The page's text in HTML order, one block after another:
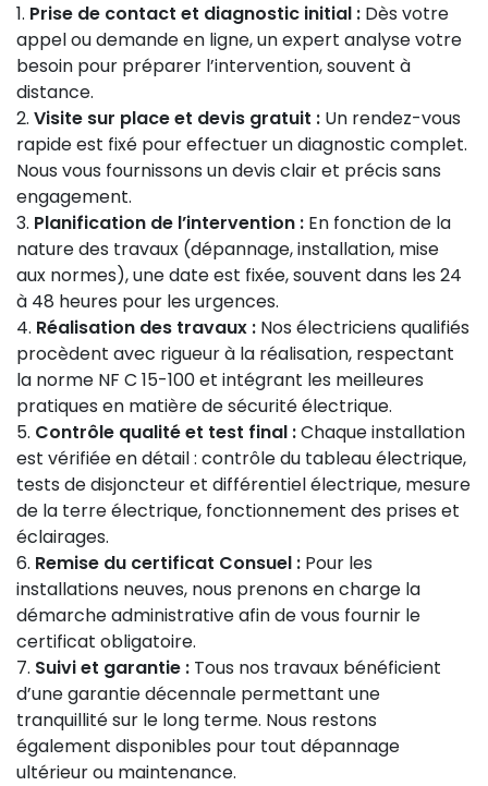
Prise de contact et diagnostic initial : Dès votre
appel ou demande en ligne, un expert analyse votre
besoin pour préparer l’intervention, souvent à
distance.
Visite sur place et devis gratuit : Un rendez-vous
rapide est fixé pour effectuer un diagnostic complet.
Nous vous fournissons un devis clair et précis sans
engagement.
Planification de l’intervention : En fonction de la
nature des travaux (dépannage, installation, mise
aux normes), une date est fixée, souvent dans les 24
à 48 heures pour les urgences.
Réalisation des travaux : Nos électriciens qualifiés
procèdent avec rigueur à la réalisation, respectant
la norme NF C 15-100 et intégrant les meilleures
pratiques en matière de sécurité électrique.
Contrôle qualité et test final :Chaque installation
est vérifiée en détail : contrôle du tableau électrique,
tests de disjoncteur et différentiel électrique, mesure
de la terre électrique, fonctionnement des prises et
éclairages.
Remise du certificat Consuel : Pour les
installations neuves, nous prenons en charge la
démarche administrative afin de vous fournir le
certificat obligatoire.
Suivi et garantie : Tous nos travaux bénéficient
d’une garantie décennale permettant une
tranquillité sur le long terme. Nous restons
également disponibles pour tout dépannage
ultérieur ou maintenance.